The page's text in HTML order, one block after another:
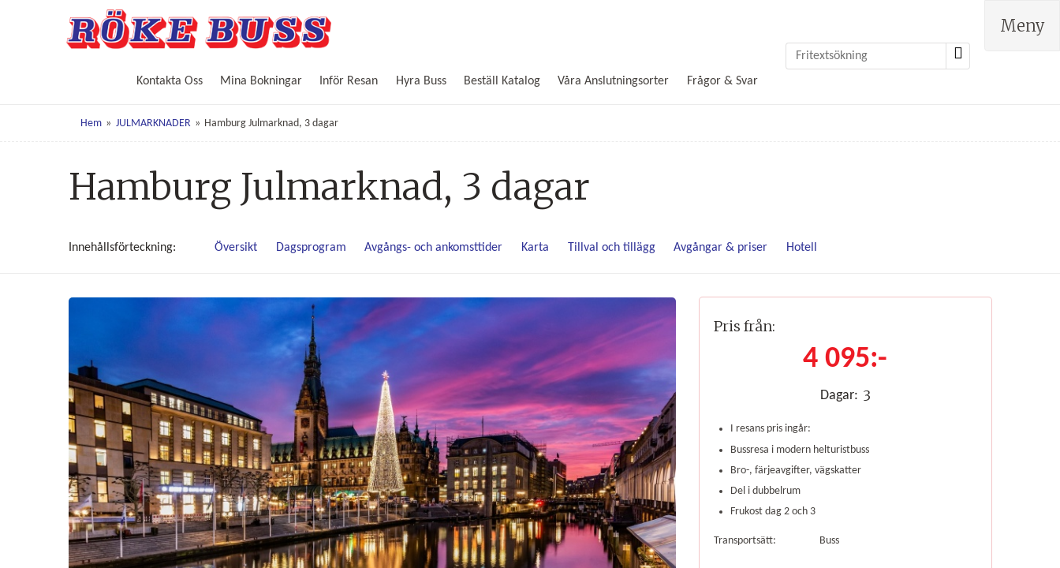
Kontakta Oss Mina Bokningar Inför Resan Hyra Buss Beställ Katalog Våra Anslutningsorter Frågor & Svar
Meny
Hem » JULMARKNADER » Hamburg Julmarknad, 3 dagar
Hamburg Julmarknad, 3 dagar
Innehållsförteckning Översikt Dagsprogram Avgångs- och ankomsttider Karta Tillval och tillägg Avgångar & priser Hotell
Pris från:
4 095:-
Dagar: 3
I resans pris ingår:
Bussresa i modern helturistbuss
Bro-, färjeavgifter, vägskatter
Del i dubbelrum
Frukost dag 2 och 3
Transportsätt: Buss